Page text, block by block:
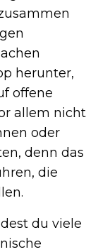
herunter,
offene
allem nicht
oder
denn das
die
du viele